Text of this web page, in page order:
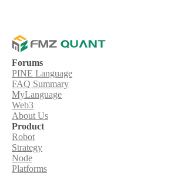
Forums
PINE Language
FAQ Summary
MyLanguage
Web3
About Us
Product
Robot
Strategy
Node
Platforms